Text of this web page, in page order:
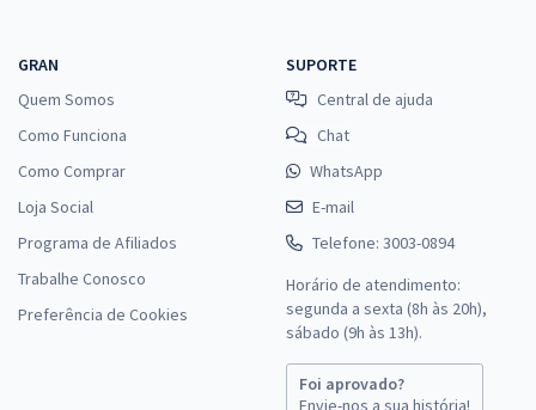
GRAN
Quem Somos
Como Funciona
Como Comprar
Loja Social
Programa de Afiliados
Trabalhe Conosco
Preferência de Cookies
SUPORTE
Central de ajuda
Chat
WhatsApp
E-mail
Telefone: 3003-0894
Horário de atendimento:
segunda a sexta (8h às 20h),
sábado (9h às 13h).
Foi aprovado?
Envie-nos a sua história!